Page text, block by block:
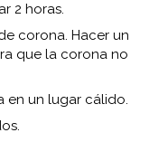
2 horas.
corona. Hacer un
que la corona no
en un lugar cálido.